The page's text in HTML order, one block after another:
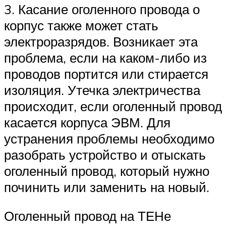
3. Касание оголенного провода о
корпус также может стать
электроразрядов. Возникает эта
проблема, если на каком-либо из
проводов портится или стирается
изоляция. Утечка электричества
происходит, если оголенный провод
касается корпуса ЭВМ. Для
устранения проблемы необходимо
разобрать устройство и отыскать
оголенный провод, который нужно
починить или заменить на новый.
Оголенный провод на ТЕНе